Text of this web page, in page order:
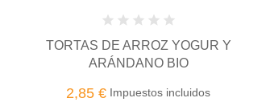
TORTAS DE ARROZ YOGUR Y
ARÁNDANO BIO
2,85 € Impuestos incluidos